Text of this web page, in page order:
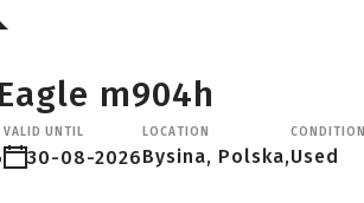
m904h
VALID UNTIL
30-08-2026
LOCATION
Bysina, Polska,
CONDITION
Used